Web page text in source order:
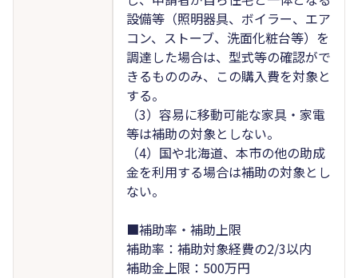
設備等（照明器具、ボイラー、エア
コン、ストーブ、洗面化粧台等）を
調達した場合は、型式等の確認がで
きるもののみ、この購入費を対象と
する。
（3）容易に移動可能な家具・家電
等は補助の対象としない。
（4）国や北海道、本市の他の助成
金を利用する場合は補助の対象とし
ない。
■補助率・補助上限
補助率：補助対象経費の2/3以内
補助金上限：500万円